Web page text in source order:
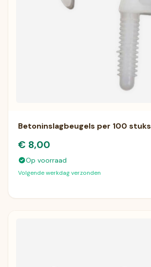
Betoninslagbeugels per 100 stuks
€ 8,00
Op voorraad
Volgende werkdag verzonden